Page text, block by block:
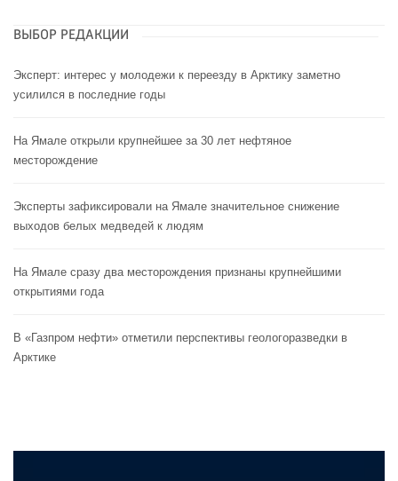
ВЫБОР РЕДАКЦИИ
Эксперт: интерес у молодежи к переезду в Арктику заметно
усилился в последние годы
На Ямале открыли крупнейшее за 30 лет нефтяное
месторождение
Эксперты зафиксировали на Ямале значительное снижение
выходов белых медведей к людям
На Ямале сразу два месторождения признаны крупнейшими
открытиями года
В «Газпром нефти» отметили перспективы геологоразведки в
Арктике